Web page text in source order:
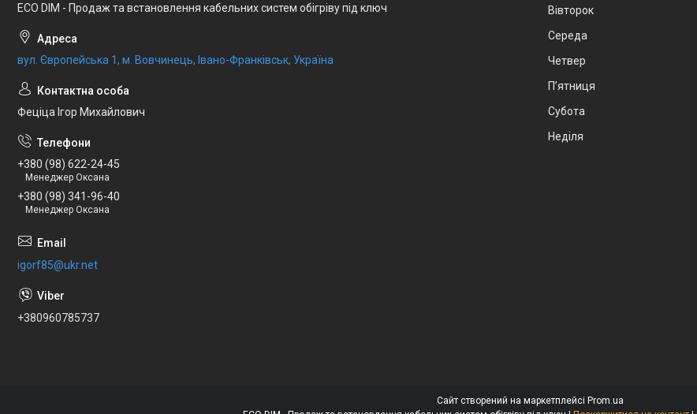
ECO DIM - Продаж та встановлення кабельних систем обігріву під ключ
вул. Європейська 1, м. Вовчинець, Івано-Франківськ, Україна
Феціца Ігор Михайлович
+380 (98) 622-24-45
Менеджер Оксана
+380 (98) 341-96-40
Менеджер Оксана
igorf85@ukr.net
+380960785737
Вівторок
Середа
Четвер
Пʼятниця
Субота
Неділя
Сайт створений на маркетплейсі Prom.ua